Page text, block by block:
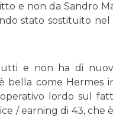
e non da Sandro
stato sostituito
e non ha di
bella come
lordo sul
/ earning di 43, che